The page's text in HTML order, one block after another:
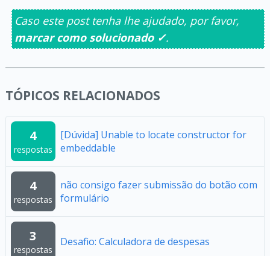
Caso este post tenha lhe ajudado, por favor,
marcar como solucionado ✓.
TÓPICOS RELACIONADOS
4
respostas
[Dúvida] Unable to locate constructor for
embeddable
4
respostas
não consigo fazer submissão do botão com
formulário
3
respostas
Desafio: Calculadora de despesas